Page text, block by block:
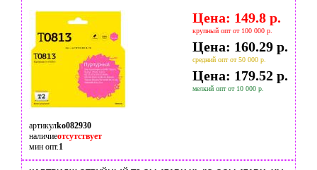
Цена: 149.8 р.
крупный опт от 100 000 р.
Цена: 160.29 р.
средний опт от 50 000 р.
Цена: 179.52 р.
мелкий опт от 10 000 р.
артикулko082930
наличиеотсутствует
мин опт.1